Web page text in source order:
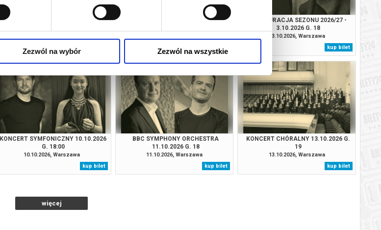
Zezwól na wybór Zezwól na wszystkie
MAŁE MUZYCZNE POPOŁUDNIA
INAUGURACJA SEZONU
kup bilet
INAUGURACJA SEZONU 2026/27 -
3.10.2026 G. 18
03.10.2026, Warszawa
kup bilet
KONCERT SYMFONICZNY 10.10.2026
G. 18:00
10.10.2026, Warszawa
kup bilet
BBC SYMPHONY ORCHESTRA
11.10.2026 G. 18
11.10.2026, Warszawa
kup bilet
KONCERT CHÓRALNY 13.10.2026 G.
19
13.10.2026, Warszawa
kup bilet
więcej